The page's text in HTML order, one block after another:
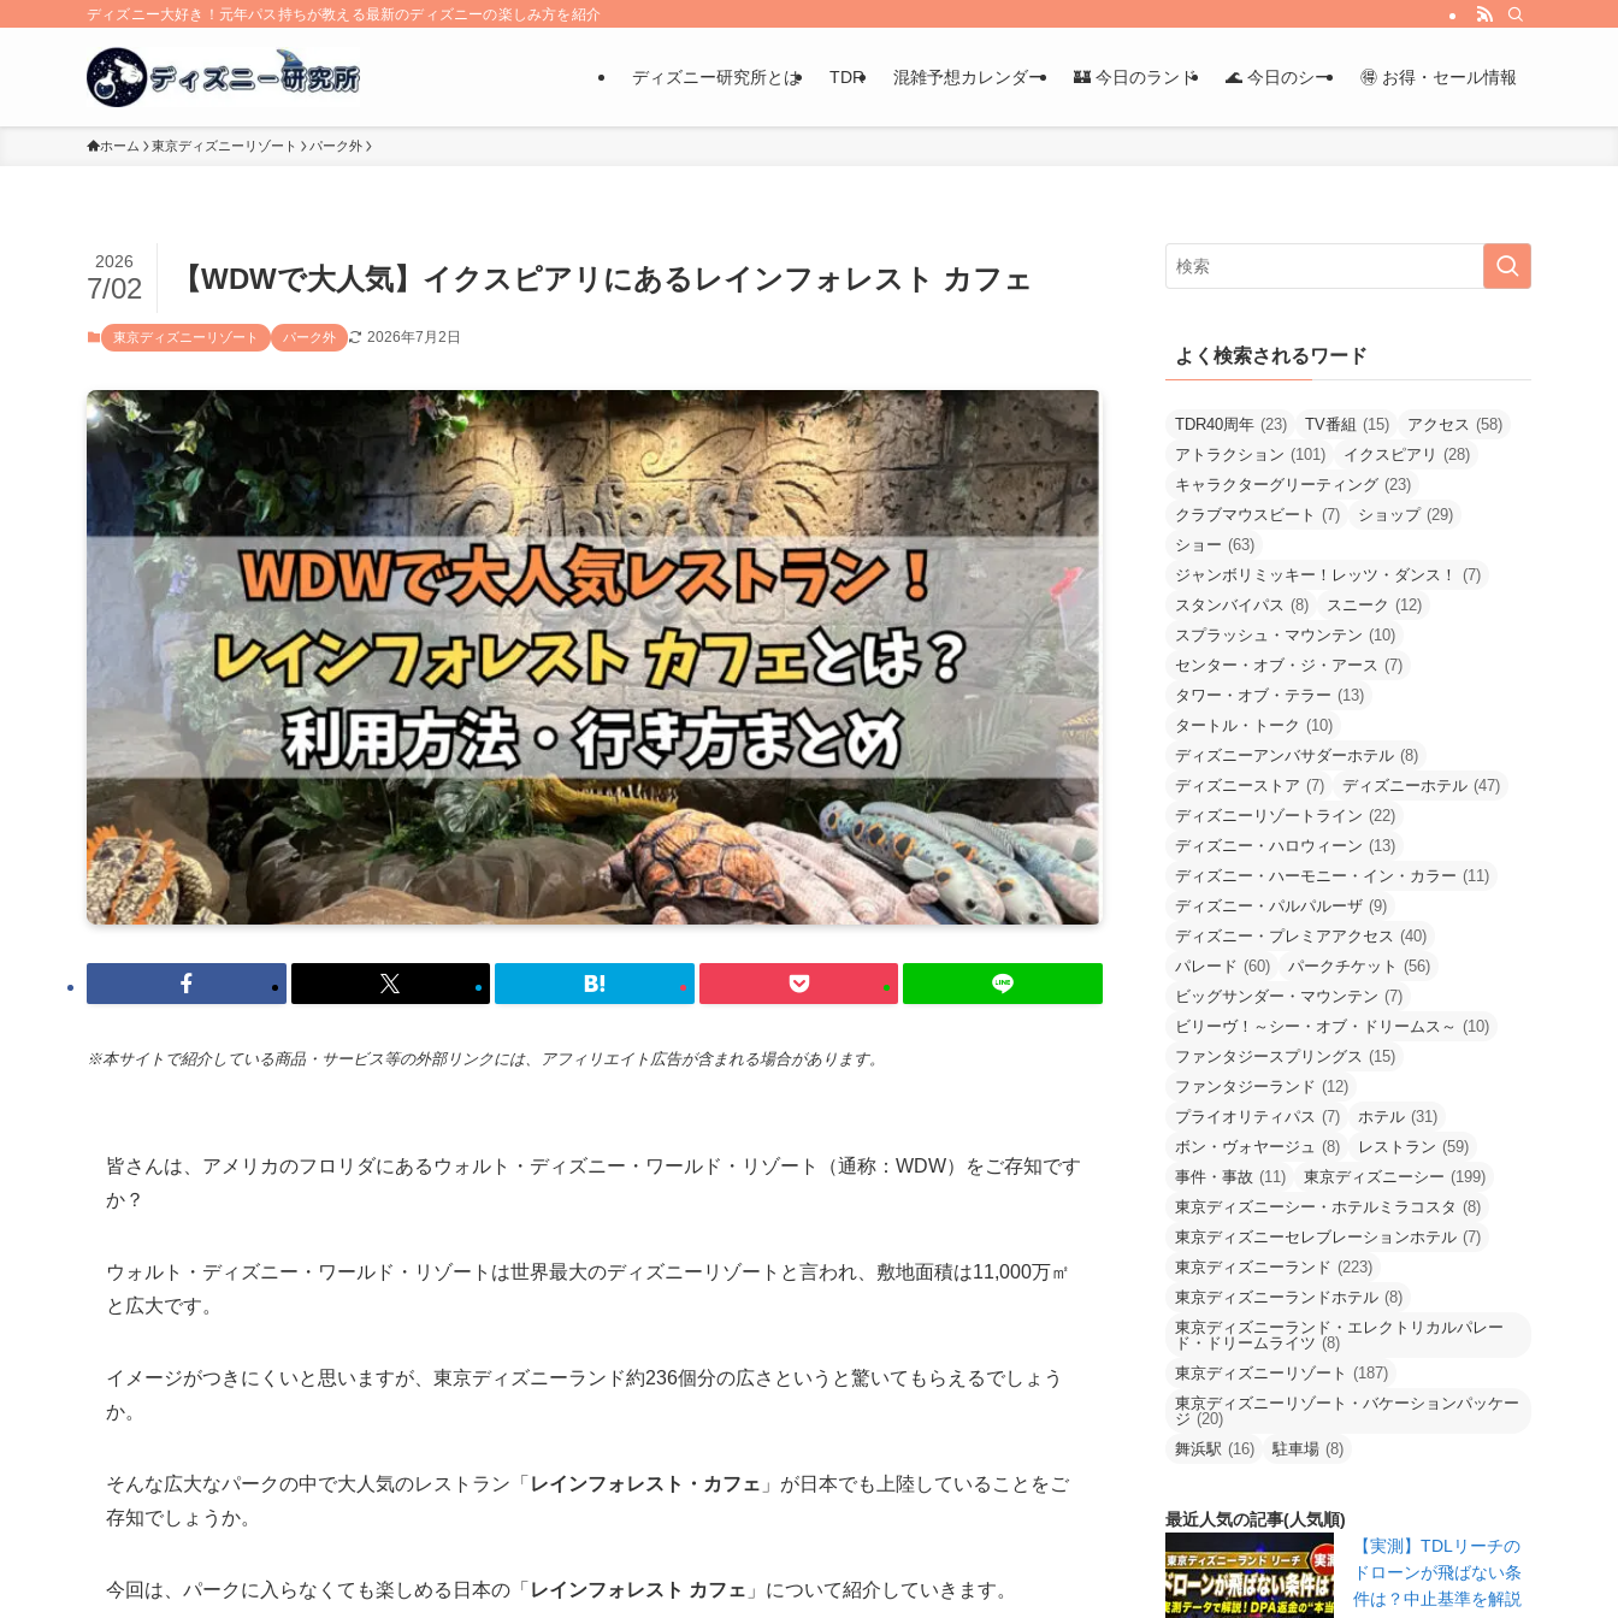
ディズニー大好き！元年パス持ちが教える最新のディズニーの楽しみ方を紹介
ディズニー研究所とは TDR 混雑予想カレンダー 🏰 今日のランド 🌊 今日のシー 🉐 お得・セール情報
ホーム 東京ディズニーリゾート パーク外
【WDWで大人気】イクスピアリにあるレインフォレスト カフェ
2026
7/02
東京ディズニーリゾート パーク外 2026年7月2日
※本サイトで紹介している商品・サービス等の外部リンクには、アフィリエイト広告が含まれる場合があります。
皆さんは、アメリカのフロリダにあるウォルト・ディズニー・ワールド・リゾート（通称：WDW）をご存知です
か？
ウォルト・ディズニー・ワールド・リゾートは世界最大のディズニーリゾートと言われ、敷地面積は11,000万㎡
と広大です。
イメージがつきにくいと思いますが、東京ディズニーランド約236個分の広さというと驚いてもらえるでしょう
か。
そんな広大なパークの中で大人気のレストラン「 レインフォレスト・カフェ 」が日本でも上陸していることをご
存知でしょうか。
今回は、パークに入らなくても楽しめる日本の「 レインフォレスト カフェ 」について紹介していきます。
よく検索されるワード
TDR40周年 (23) TV番組 (15) アクセス (58)
アトラクション (101) イクスピアリ (28)
キャラクターグリーティング (23)
クラブマウスビート (7) ショップ (29)
ショー (63)
ジャンボリミッキー！レッツ・ダンス！
(7)
スタンバイパス (8) スニーク (12)
スプラッシュ・マウンテン (10)
センター・オブ・ジ・アース (7)
タワー・オブ・テラー (13)
タートル・トーク (10)
ディズニーアンバサダーホテル (8)
ディズニーストア (7) ディズニーホテル (47)
ディズニーリゾートライン (22)
ディズニー・ハロウィーン (13)
ディズニー・ハーモニー・イン・カラー (11)
ディズニー・パルパルーザ (9)
ディズニー・プレミアアクセス (40)
パレード (60) パークチケット (56)
ビッグサンダー・マウンテン (7)
ビリーヴ！～シー・オブ・ドリームス～ (10)
ファンタジースプリングス (15)
ファンタジーランド (12)
プライオリティパス (7) ホテル (31)
ボン・ヴォヤージュ (8) レストラン (59)
事件・事故 (11) 東京ディズニーシー (199)
東京ディズニーシー・ホテルミラコスタ (8)
東京ディズニーセレブレーションホテル (7)
東京ディズニーランド (223)
東京ディズニーランドホテル (8)
東京ディズニーランド・エレクトリカルパレー
ド・ドリームライツ (8)
東京ディズニーリゾート (187)
東京ディズニーリゾート・バケーションパッケー
ジ (20)
舞浜駅 (16) 駐車場 (8)
最近人気の記事(人気順)
【実測】TDLリーチの
ドローンが飛ばない条
件は？中止基準を解説